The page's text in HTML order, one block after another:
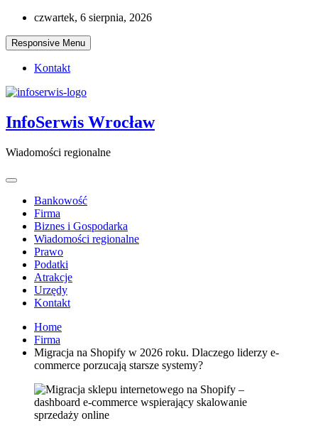
Skip
content
czwartek, 6 sierpnia, 2026
Responsive Menu
Kontakt
InfoSerwis Wrocław
Wiadomości regionalne
Bankowość
Firma
Biznes i Gospodarka
Wiadomości regionalne
Prawo
Podatki
Atrakcje
Urzędy
Kontakt
Home
Firma
Migracja na Shopify w 2026 roku. Dlaczego liderzy e-
commerce porzucają starsze systemy?